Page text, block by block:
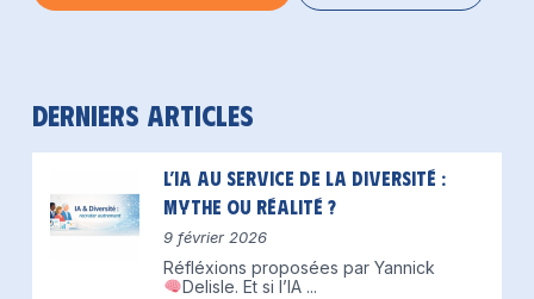
Derniers articles
L’IA au service de la diversité :
mythe ou réalité ?
9 février 2026
Réfléxions proposées par Yannick
Delisle. Et si l’IA ...